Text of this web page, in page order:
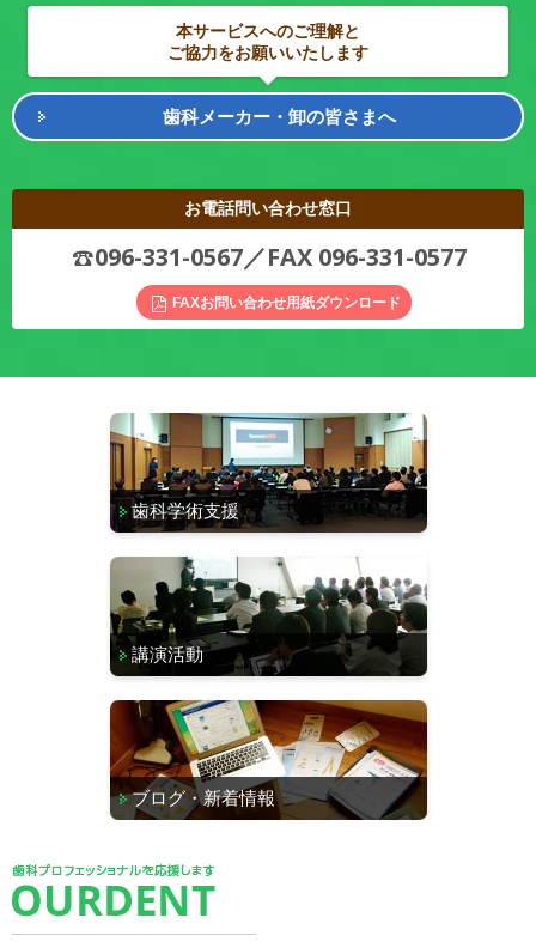
本サービスへのご理解と
ご協力をお願いいたします
歯科メーカー・卸の皆さまへ
お電話問い合わせ窓口
096-331-0567／FAX 096-331-0577
FAXお問い合わせ用紙ダウンロード
歯科学術支援
講演活動
ブログ・新着情報